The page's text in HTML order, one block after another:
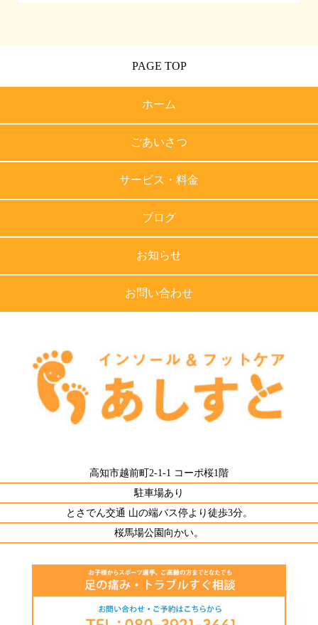
PAGE TOP
ホーム
ごあいさつ
サービス・料金
ブログ
お知らせ
お問い合わせ
高知市越前町2-1-1 コーポ桜1階
駐車場あり
とさでん交通 山の端バス停より徒歩3分。
桜馬場公園向かい。